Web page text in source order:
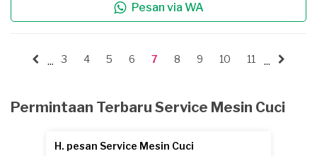
Pesan via WA
... 3 4 5 6 7 8 9 10 11 ...
Permintaan Terbaru Service Mesin Cuci
H. pesan Service Mesin Cuci